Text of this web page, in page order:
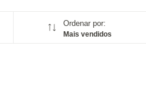
Ordenar por:
Mais vendidos